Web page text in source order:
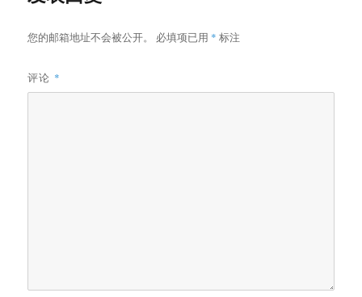
您的邮箱地址不会被公开。 必填项已用 * 标注
评论 *